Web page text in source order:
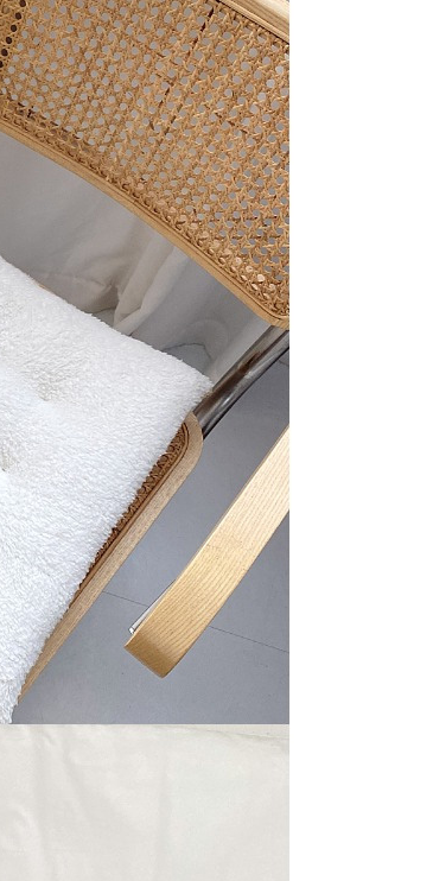
家同意取消之訂單仍視為有效，需透過AFTEE
先享後付 」之結帳頁面顯示為準，若有關於
消欲退款等相關疑問，請聯繫「AFTEE先享後
support/home
限公司提供之「AFTEE先享後付」服務完成之
圍內提供個人資料，並將交易相關給付款項請
限公司。
請瀏覽以下網址：
得法定代理人或監護人之同意方可使用
同意申辦者引起之損失，本公司不負相關責
時，將依據個別帳號之用戶狀況，依本公司
；若仍有額度不足之情形，本公司將視審查
使用他人資訊註冊。若發現惡意使用之情
有權停止該用戶之使用額度並採取法律行
含以上)免運費
含以上)免運費
含以上)免運費
含以上)免運費
含以上)免運費
查看運費